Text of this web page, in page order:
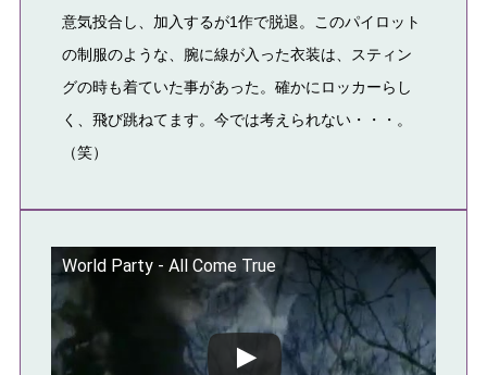
意気投合し、加入するが1作で脱退。このパイロット
の制服のような、腕に線が入った衣装は、スティン
グの時も着ていた事があった。確かにロッカーらし
く、飛び跳ねてます。今では考えられない・・・。
（笑）
World Party - All Come True
この動画を YouTube で視聴